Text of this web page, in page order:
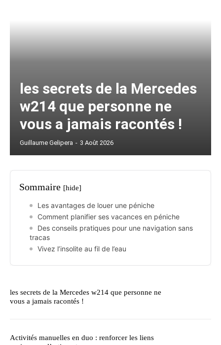
les secrets de la Mercedes
w214 que personne ne
vous a jamais racontés !
Guillaume Gelipera - 3 Août 2026
Sommaire [hide]
Les avantages de louer une péniche
Comment planifier ses vacances en péniche
Des conseils pratiques pour une navigation sans
tracas
Vivez l’insolite au fil de l’eau
les secrets de la Mercedes w214 que personne ne
vous a jamais racontés !
Activités manuelles en duo : renforcer les liens